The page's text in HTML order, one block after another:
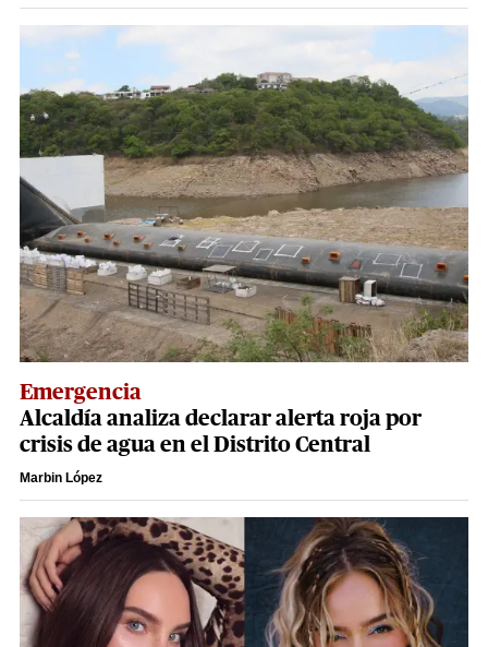
Emergencia
Alcaldía analiza declarar alerta roja por
crisis de agua en el Distrito Central
Marbin López